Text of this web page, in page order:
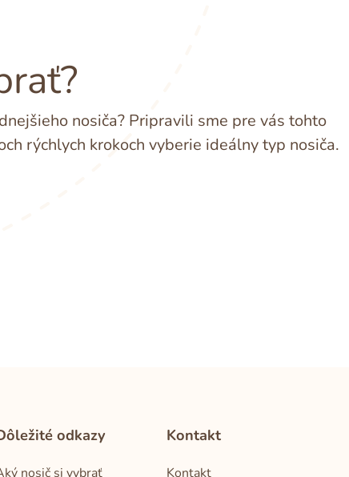
nosiča? Pripravili sme pre vás tohto
rýchlych krokoch vyberie ideálny typ nosiča.
odkazy
nosič si vybrať
Kontakt
Kontakt